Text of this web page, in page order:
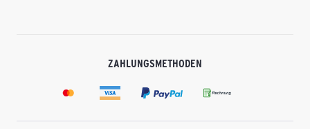
ZAHLUNGSMETHODEN